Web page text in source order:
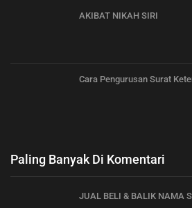
AKIBAT NIKAH SIRI
Cara Pengurusan Surat
Paling Banyak Di Komentari
JUAL BELI & BALIK NAMA